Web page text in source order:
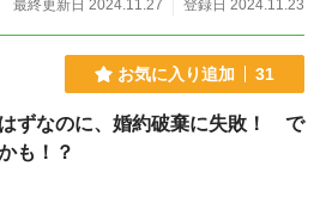
最終更新日 2024.11.27
登録日 2024.11.23
お気に入り追加 31
ずなのに、婚約破棄に失敗！ で
も！？